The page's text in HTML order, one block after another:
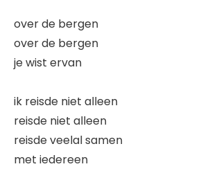
over de bergen
over de bergen
je wist ervan
ik reisde niet alleen
reisde niet alleen
reisde veelal samen
met iedereen